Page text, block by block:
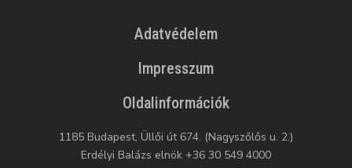
Adatvédelem
Impresszum
Oldalinformációk
1185 Budapest, Üllői út 674. (Nagyszőlős u. 2.)
Erdélyi Balázs elnök +36 30 549 4000